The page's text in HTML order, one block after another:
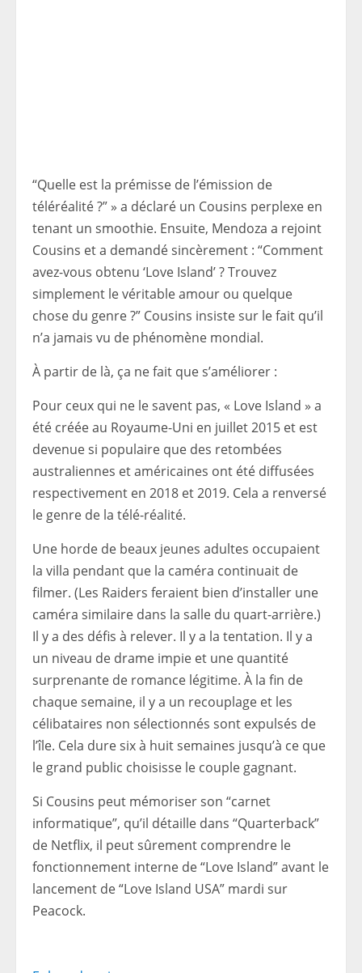
“Quelle est la prémisse de l’émission de
téléréalité ?” » a déclaré un Cousins ​​​​perplexe en
tenant un smoothie. Ensuite, Mendoza a rejoint
Cousins ​​​​​​et a demandé sincèrement : “Comment
avez-vous obtenu ‘Love Island’ ? Trouvez
simplement le véritable amour ou quelque
chose du genre ?” Cousins ​​​​insiste sur le fait qu’il
n’a jamais vu de phénomène mondial.
À partir de là, ça ne fait que s’améliorer :
Pour ceux qui ne le savent pas, « Love Island » a
été créée au Royaume-Uni en juillet 2015 et est
devenue si populaire que des retombées
australiennes et américaines ont été diffusées
respectivement en 2018 et 2019. Cela a renversé
le genre de la télé-réalité.
Une horde de beaux jeunes adultes occupaient
la villa pendant que la caméra continuait de
filmer. (Les Raiders feraient bien d’installer une
caméra similaire dans la salle du quart-arrière.)
Il y a des défis à relever. Il y a la tentation. Il y a
un niveau de drame impie et une quantité
surprenante de romance légitime. À la fin de
chaque semaine, il y a un recouplage et les
célibataires non sélectionnés sont expulsés de
l’île. Cela dure six à huit semaines jusqu’à ce que
le grand public choisisse le couple gagnant.
Si Cousins ​​​​​​peut mémoriser son “carnet
informatique”, qu’il détaille dans “Quarterback”
de Netflix, il peut sûrement comprendre le
fonctionnement interne de “Love Island” avant le
lancement de “Love Island USA” mardi sur
Peacock.